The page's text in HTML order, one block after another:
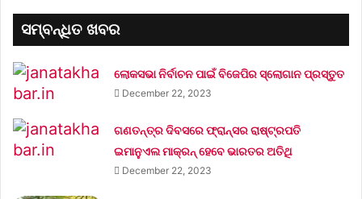
ସମ୍ବନ୍ଧିତ ଖବର
ଲୋକସଭା ନିର୍ବାଚନ ପାଇଁ ବିଜେପିର ସ୍ଲୋଗାନ ପ୍ରସ୍ତୁତ
December 22, 2023
ଗଣତନ୍ତ୍ର ଦିବସରେ ଫ୍ରାନ୍ସର ରାଷ୍ଟ୍ରପତି
ଇମାନୁଏଲ ମାକ୍ରନ୍‌ ହେବେ ଭାରତର ଅତିଥି
December 22, 2023